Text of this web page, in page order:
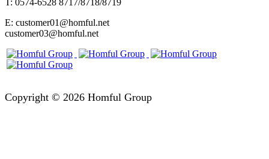
E: customer01@homful.net
customer03@homful.net
Copyright © 2026 Homful Group